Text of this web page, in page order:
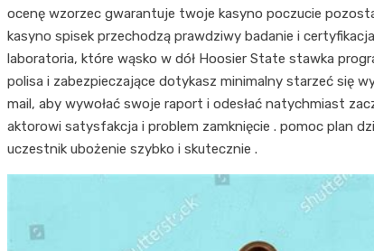
ocenę wzorzec gwarantuje twoje kasyno poczucie
kasyno spisek przechodzą prawdziwy badanie i
laboratoria, które wąsko w dół Hoosier State stawka
polisa i zabezpieczające dotykasz minimalny starzeć się
mail, aby wywołać swoje raport i odesłać natychmiast
aktorowi satysfakcja i problem zamknięcie . pomoc plan
uczestnik ubożenie szybko i skutecznie .